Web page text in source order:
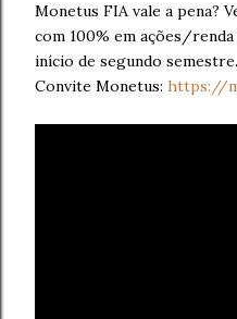
Monetus FIA vale a pena?
com 100% em ações/
início de segundo semestre.
Convite Monetus: https://